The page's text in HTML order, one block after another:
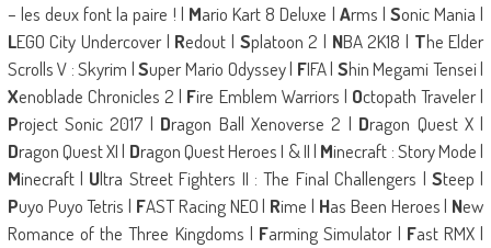
– les deux font la paire ! | Mario Kart 8 Deluxe | Arms | Sonic Mania |
LEGO City Undercover | Redout | Splatoon 2 | NBA 2K18 | The Elder
Scrolls V : Skyrim |Super Mario Odyssey | FIFA | Shin Megami Tensei |
Xenoblade Chronicles 2 | Fire Emblem Warriors | Octopath Traveler |
Project Sonic 2017 | Dragon Ball Xenoverse 2 | Dragon Quest X |
Dragon Quest XI | Dragon Quest Heroes I & II | Minecraft : Story Mode |
Minecraft | Ultra Street Fighters II : The Final Challengers | Steep |
Puyo Puyo Tetris | FAST Racing NEO | Rime | Has Been Heroes | New
Romance of the Three Kingdoms | Farming Simulator | Fast RMX |